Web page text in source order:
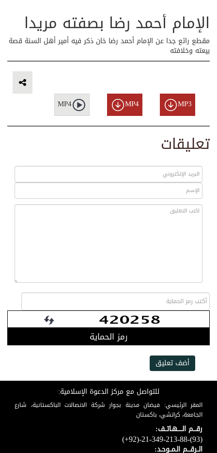
الإمام أحمد رضا بصفته مريدا
مقطع رائع جدا عن الإمام أحمد رضا خان ذكر فيه أمير أهل السنة قصة
بيعته وخلافته
MP3
MP4
MP4
تعليقات
رمز الحماية
أضف تعليق
للتواصل مع مركز الدعوة الإسلامية:
المقر الرئيسي: فيضان مدينة بجوار شركة الاتصالات الباكستانية، شارع
الجامعة، كراتشي، باكستان
رقـــم الـــــهـاتــف:
(+92)-21-349-213-88-(93)
الــرقـــم الـمــوحـد: